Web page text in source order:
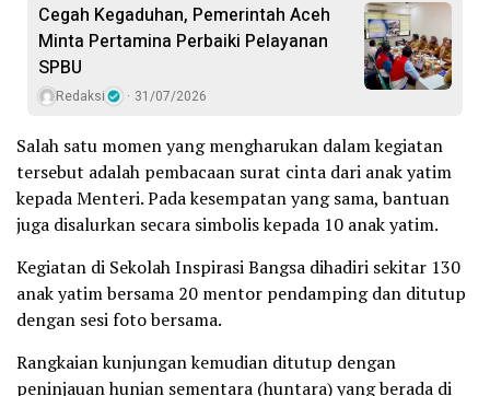
Cegah Kegaduhan, Pemerintah Aceh
Minta Pertamina Perbaiki Pelayanan
SPBU
Redaksi 31/07/2026
Salah satu momen yang mengharukan dalam kegiatan
tersebut adalah pembacaan surat cinta dari anak yatim
kepada Menteri. Pada kesempatan yang sama, bantuan
juga disalurkan secara simbolis kepada 10 anak yatim.
Kegiatan di Sekolah Inspirasi Bangsa dihadiri sekitar 130
anak yatim bersama 20 mentor pendamping dan ditutup
dengan sesi foto bersama.
Rangkaian kunjungan kemudian ditutup dengan
peninjauan hunian sementara (huntara) yang berada di